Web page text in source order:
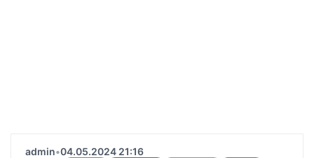
admin•04.05.2024 21:16